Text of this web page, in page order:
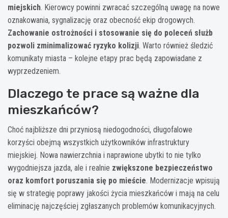
miejskich. Kierowcy powinni zwracać szczególną uwagę na nowe
oznakowania, sygnalizację oraz obecność ekip drogowych.
Zachowanie ostrożności i stosowanie się do poleceń służb
pozwoli zminimalizować ryzyko kolizji. Warto również śledzić
komunikaty miasta – kolejne etapy prac będą zapowiadane z
wyprzedzeniem.
Dlaczego te prace są ważne dla
mieszkańców?
Choć najbliższe dni przyniosą niedogodności, długofalowe
korzyści obejmą wszystkich użytkowników infrastruktury
miejskiej. Nowa nawierzchnia i naprawione ubytki to nie tylko
wygodniejsza jazda, ale i realnie zwiększone bezpieczeństwo
oraz komfort poruszania się po mieście. Modernizacje wpisują
się w strategię poprawy jakości życia mieszkańców i mają na celu
eliminację najczęściej zgłaszanych problemów komunikacyjnych.